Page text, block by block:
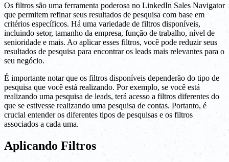
Os filtros são uma ferramenta poderosa no LinkedIn Sales Navigator
que permitem refinar seus resultados de pesquisa com base em
critérios específicos. Há uma variedade de filtros disponíveis,
incluindo setor, tamanho da empresa, função de trabalho, nível de
senioridade e mais. Ao aplicar esses filtros, você pode reduzir seus
resultados de pesquisa para encontrar os leads mais relevantes para o
seu negócio.
É importante notar que os filtros disponíveis dependerão do tipo de
pesquisa que você está realizando. Por exemplo, se você está
realizando uma pesquisa de leads, terá acesso a filtros diferentes do
que se estivesse realizando uma pesquisa de contas. Portanto, é
crucial entender os diferentes tipos de pesquisas e os filtros
associados a cada uma.
Aplicando Filtros